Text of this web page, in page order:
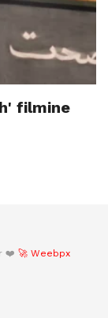
filmine
❤️ 🚀 Weebpx